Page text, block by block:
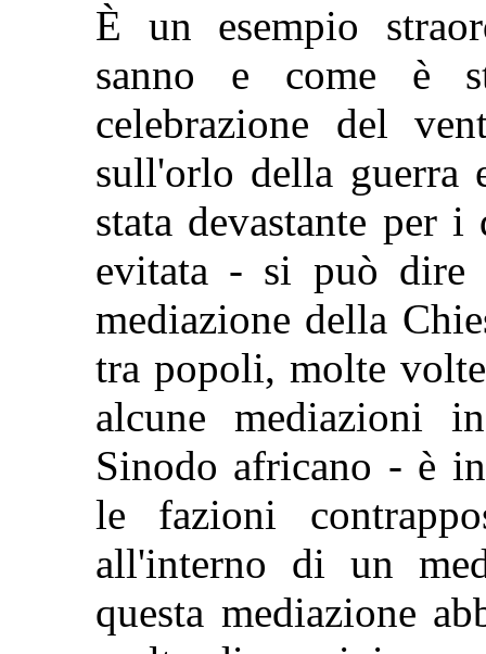
È un esempio
sanno e come è
celebrazione del
sull'orlo della guerra
stata devastante per i
evitata - si può
mediazione della
tra popoli, molte
alcune mediazioni
Sinodo africano - è
le fazioni
all'interno di un
questa mediazione